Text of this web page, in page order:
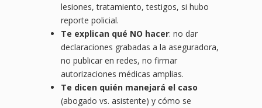
lesiones, tratamiento, testigos, si hubo
reporte policial.
Te explican qué NO hacer: no dar
declaraciones grabadas a la aseguradora,
no publicar en redes, no firmar
autorizaciones médicas amplias.
Te dicen quién manejará el caso
(abogado vs. asistente) y cómo se